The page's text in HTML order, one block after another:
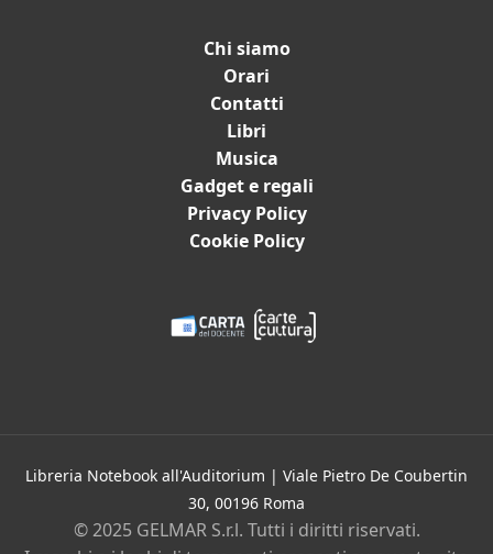
Chi siamo
Orari
Contatti
Libri
Musica
Gadget e regali
Privacy Policy
Cookie Policy
Libreria Notebook all'Auditorium | Viale Pietro De Coubertin
30, 00196 Roma
© 2025 GELMAR S.r.l. Tutti i diritti riservati.
Bambini e ragazzi
Contatti
Chi siamo